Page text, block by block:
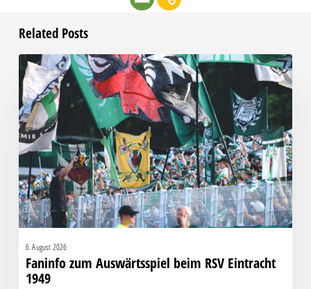
Related Posts
Faninfo
zum
Auswärtsspiel
beim
RSV
Eintracht
6. August 2026
Faninfo zum Auswärtsspiel beim RSV Eintracht
1949